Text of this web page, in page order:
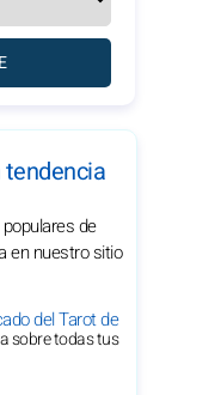
de
en nuestro sitio
del Tarot de
sobre todas tus